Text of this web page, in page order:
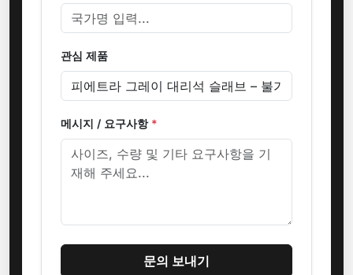
관심 제품
메시지 / 요구사항 *
문의 보내기